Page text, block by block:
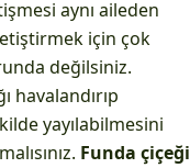
aynı aileden
için çok
değilsiniz.
havalandırıp
yayılabilmesini
Funda çiçeği